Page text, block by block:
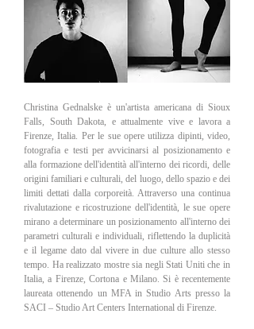
Christina Gednalske è un'artista americana di Sioux
Falls, South Dakota, e attualmente vive e lavora a
Firenze, Italia. Per le sue opere utilizza dipinti, video,
fotografia e testi per avvicinarsi al posizionamento e
alla formazione dell'identità all'interno dei ricordi, delle
origini familiari e culturali, del luogo, dello spazio e dei
limiti dettati dalla corporeità. Attraverso una continua
rivalutazione e ricostruzione dell'identità, le sue opere
mirano a determinare un posizionamento all'interno dei
parametri culturali e individuali, riflettendo la duplicità
e il legame dato dal vivere in due culture allo stesso
tempo. Ha realizzato mostre sia negli Stati Uniti che in
Italia, a Firenze, Cortona e Milano. Si è recentemente
laureata ottenendo un MFA in Studio Arts presso la
SACI – Studio Art Centers International di Firenze.